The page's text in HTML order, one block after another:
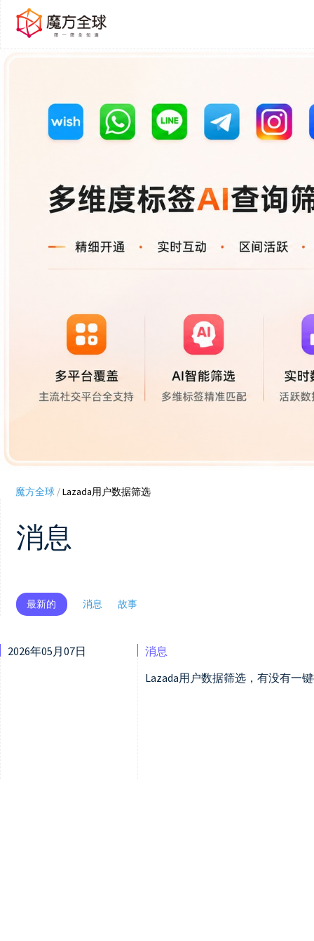
魔方全球/Lazada用户数据筛选
消息
最新的 消息 故事
2026年05月07日
消息
Lazada用户数据筛选，有没有一